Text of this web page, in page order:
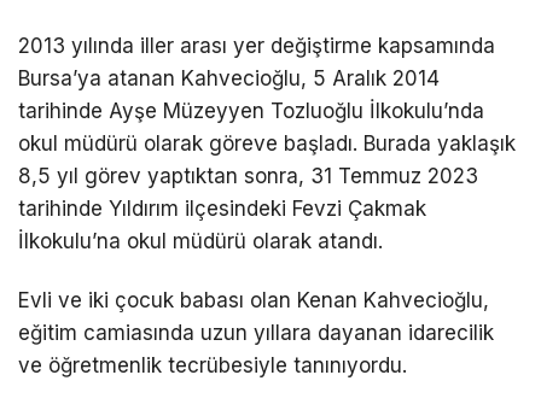
2013 yılında iller arası yer değiştirme kapsamında
Bursa’ya atanan Kahvecioğlu, 5 Aralık 2014
tarihinde Ayşe Müzeyyen Tozluoğlu İlkokulu’nda
okul müdürü olarak göreve başladı. Burada yaklaşık
8,5 yıl görev yaptıktan sonra, 31 Temmuz 2023
tarihinde Yıldırım ilçesindeki Fevzi Çakmak
İlkokulu’na okul müdürü olarak atandı.
Evli ve iki çocuk babası olan Kenan Kahvecioğlu,
eğitim camiasında uzun yıllara dayanan idarecilik
ve öğretmenlik tecrübesiyle tanınıyordu.